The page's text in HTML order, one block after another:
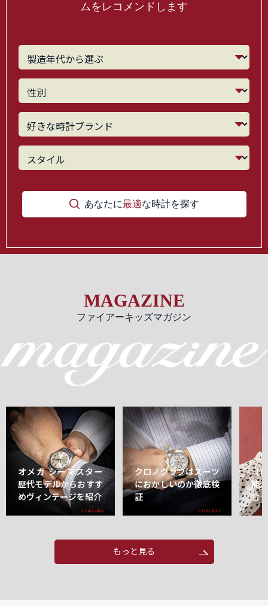
ムをレコメンドします
あなたに最適な時計を探す
MAGAZINE
ファイアーキッズマガジン
オメガ シーマスター
歴代モデルからおすす
めヴィンテージを紹介
クロノグラフはスーツ
におかしいのか徹底検
証
【
能
合
もっと見る